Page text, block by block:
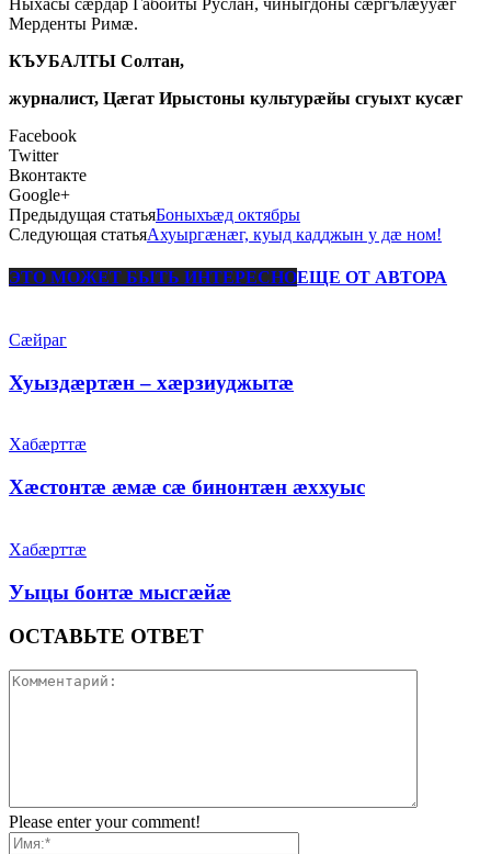
Мерденты Римӕ.
КЪУБАЛТЫ Солтан,
журналист, Цӕгат Ирыстоны культурӕйы сгуыхт кусӕг
Facebook
Twitter
Вконтакте
Google+
Предыдущая статьяБоныхъӕд октябры
Следующая статьяАхуыргӕнӕг, куыд кадджын у дӕ ном!
ЭТО МОЖЕТ БЫТЬ ИНТЕРЕСНОЕЩЕ ОТ АВТОРА
Сæйраг
Хуыздæртæн – хæрзиуджытæ
Хабæрттæ
Хæстонтæ æмæ сæ бинонтæн æххуыс
Хабæрттæ
Уыцы бонтæ мысгæйæ
ОСТАВЬТЕ ОТВЕТ
Please enter your comment!